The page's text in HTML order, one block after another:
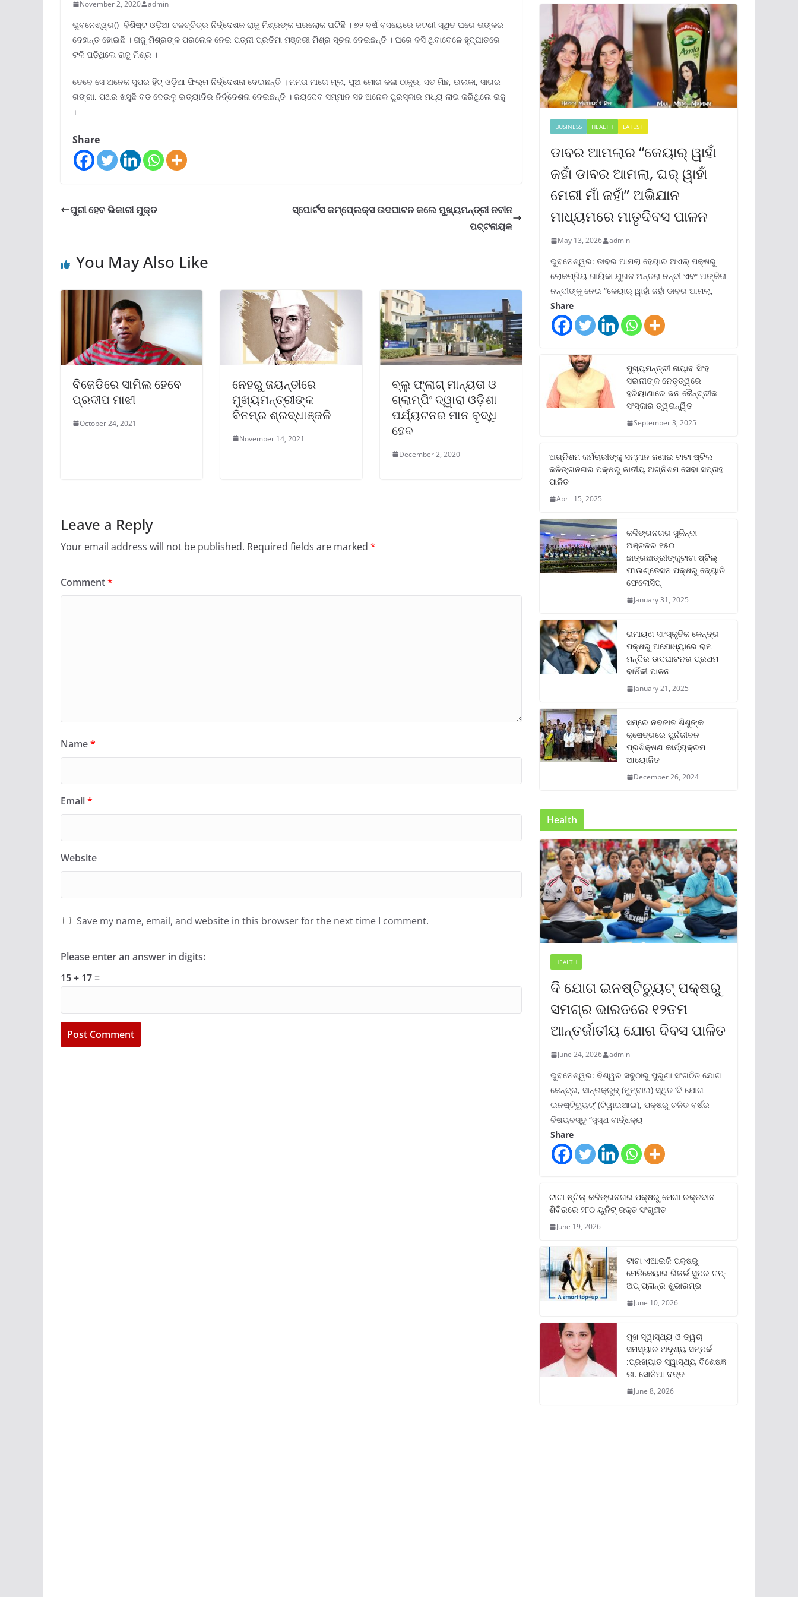
November 2, 2020 admin
ଭୁବନେଶ୍ୱର() ବିଶିଷ୍ଟ ଓଡ଼ିଆ ଚଳଚ୍ଚିତ୍ର ନିର୍ଦ୍ଦେଶକ ରାଜୁ ମିଶ୍ରଙ୍କ ପରଲୋକ ଘଟିଛିି । ୭୨ ବର୍ଷ ବସୟେରେ ଜଟଣୀ ସ୍ଥିତ ଘରେ ତାଙ୍କର
ଦେହାନ୍ତ ହୋଇଛି । ରାଜୁ ମିଶ୍ରଙ୍କ ପରଲୋକ ନେଇ ପତ୍ନୀ ପ୍ରତିମା ମଞ୍ଜରୀ ମିଶ୍ର ସୂଚନା ଦେଇଛନ୍ତି । ଘରେ ବସି ଥିବାବେଳେ ହୃଦ୍ଘାତରେ
ଟଳି ପଡ଼ିଥିଲେ ରାଜୁ ମିଶ୍ର ।
ତେବେ ସେ ଅନେକ ସୁପର ହିଟ୍ ଓଡ଼ିଆ ଫିଲ୍ମ ନିର୍ଦ୍ଦେଶନା ଦେଇଛନ୍ତି । ମମତା ମାଗେ ମୂଲ, ପୁଅ ମୋର କଳା ଠାକୁର, ସତ ମିଛ, ଉଲକା, ସାଗର
ଗଙ୍ଗା, ପଥର ଖସୁଛି ବଡ ଦେଉଳୁ ଇତ୍ୟାଦିର ନିର୍ଦ୍ଦେଶନା ଦେଇଛନ୍ତି । ଜୟଦେବ ସମ୍ମାନ ସହ ଅନେକ ପୁରସ୍କାର ମଧ୍ୟ ଲାଭ କରିଥିଲେ ରାଜୁ
।
Share
ପୁରୀ ହେବ ଭିକାରୀ ମୁକ୍ତ
ସ୍ପୋର୍ଟସ କମ୍ପେ୍ଲକ୍ସ ଉଦଘାଟନ କଲେ ମୁଖ୍ୟମନ୍ତ୍ରୀ ନବୀନ
ପଟ୍ଟନାୟକ
You May Also Like
ବିଜେଡିରେ ସାମିଲ ହେବେ
ପ୍ରଦୀପ ମାଝୀ
October 24, 2021
ନେହରୁ ଜୟନ୍ତୀରେ
ମୁଖ୍ୟମନ୍ତ୍ରୀଙ୍କ
ବିନମ୍ର ଶ୍ରଦ୍ଧାଞ୍ଜଳି
November 14, 2021
ବ୍ଲୁ ଫ୍ଲାଗ୍ ମାନ୍ୟତା ଓ
ଗ୍ଲାମ୍ପିଂ ଦ୍ୱାରା ଓଡ଼ିଶା
ପର୍ଯ୍ୟଟନର ମାନ ବୃଦ୍ଧି
ହେବ
December 2, 2020
Leave a Reply
Your email address will not be published. Required fields are marked *
Comment*
Name*
Email*
Website
Save my name, email, and website in this browser for the next time I comment.
Please enter an answer in digits:
15 + 17 =
BUSINESS HEALTH LATEST
ଡାବର ଆମଲାର “କେୟାର୍ ୱାହାଁ
ଜହାଁ ଡାବର ଆମଲା, ଘର୍ ୱାହାଁ
ମେରୀ ମାଁ ଜହାଁ” ଅଭିଯାନ
ମାଧ୍ୟମରେ ମାତୃଦିବସ ପାଳନ
May 13, 2026 admin
ଭୁବନେଶ୍ୱର: ଡାବର ଆମଲା ହେୟାର ଅଏଲ୍ ପକ୍ଷରୁ
ଲୋକପ୍ରିୟ ଗାୟିକା ଯୁଗଳ ଅନ୍ତରା ନନ୍ଦୀ ଏବଂ ଅଙ୍କିତା
ନନ୍ଦୀଙ୍କୁ ନେଇ “କେୟାର୍ ୱାହାଁ ଜହାଁ ଡାବର ଆମଲା,
Share
ମୁଖ୍ୟମନ୍ତ୍ରୀ ନାୟାବ ସିଂହ
ସଇନୀଙ୍କ ନେତୃତ୍ୱରେ
ହରିୟାଣାରେ ଜନ କୈନ୍ଦ୍ରୀକ
ସଂସ୍କାର ତ୍ୱରାନ୍ୱିତ
September 3, 2025
ଅଗ୍ନିଶମ କର୍ମଚାରୀଙ୍କୁ ସମ୍ମାନ ଜଣାଇ ଟାଟା ଷ୍ଟିଲ
କଳିଙ୍ଗନଗର ପକ୍ଷରୁ ଜାତୀୟ ଅଗ୍ନିଶମ ସେବା ସପ୍ତାହ
ପାଳିତ
April 15, 2025
କଳିଙ୍ଗନଗର ସୁକିନ୍ଦା
ଅଞ୍ଚଳର ୧୫୦
ଛାତ୍ରଛାତ୍ରୀଙ୍କୁଟାଟା ଷ୍ଟିଲ୍
ଫାଉଣ୍ଡେସନ ପକ୍ଷରୁ ଜ୍ୟୋତି
ଫେଲୋସିପ୍‌
January 31, 2025
ରାମାୟଣ ସାଂସ୍କୃତିକ କେନ୍ଦ୍ର
ପକ୍ଷରୁ ଅଯୋଧ୍ୟାରେ ରାମ
ମନ୍ଦିର ଉଦଘାଟନର ପ୍ରଥମ
ବାର୍ଷିକୀ ପାଳନ
January 21, 2025
ସମ୍‌ରେ ନବଜାତ ଶିଶୁଙ୍କ
କ୍ଷେତ୍ରରେ ପୁର୍ନଜୀବନ
ପ୍ରଶିକ୍ଷଣ କାର୍ଯ୍ୟକ୍ରମ
ଆୟୋଜିତ
December 26, 2024
Health
HEALTH
ଦି ଯୋଗ ଇନଷ୍ଟିଚ୍ୟୁଟ୍ ପକ୍ଷରୁ
ସମଗ୍ର ଭାରତରେ ୧୨ତମ
ଆନ୍ତର୍ଜାତୀୟ ଯୋଗ ଦିବସ ପାଳିତ
June 24, 2026 admin
ଭୁବନେଶ୍ୱର: ବିଶ୍ୱର ସବୁଠାରୁ ପୁରୁଣା ସଂଗଠିତ ଯୋଗ
କେନ୍ଦ୍ର, ସାନ୍ତାକ୍ରୁଜ୍ (ମୁମ୍ବାଇ) ସ୍ଥିତ ‘ଦି ଯୋଗ
ଇନଷ୍ଟିଚ୍ୟୁଟ୍‌’ (ଟିୱାଇଆଇ), ପକ୍ଷରୁ ଚଳିତ ବର୍ଷର
ବିଷୟବସ୍ତୁ “ସୁସ୍ଥ ବାର୍ଦ୍ଧକ୍ୟ
Share
ଟାଟା ଷ୍ଟିଲ୍‌ କଳିଙ୍ଗନଗର ପକ୍ଷରୁ ମେଗା ରକ୍ତଦାନ
ଶିବିରରେ ୨୮୦ ୟୁନିଟ୍‌ ରକ୍ତ ସଂଗୃହୀତ
June 19, 2026
ଟାଟା ଏଆଇଜି ପକ୍ଷରୁ
ମେଡିକେୟାର ରିଜର୍ଭ ସୁପର ଟପ୍‌-
ଅପ୍ ପ୍ଲାନ୍‌ର ଶୁଭାରମ୍ଭ
June 10, 2026
ମୁଖ ସ୍ୱାସ୍ଥ୍ୟ ଓ ତ୍ୱଚା
ସମସ୍ୟାର ଅଦୃଶ୍ୟ ସମ୍ପର୍କ
:ପ୍ରଖ୍ୟାତ ସ୍ୱାସ୍ଥ୍ୟ ବିଶେଷଜ୍ଞ
ଡା. ସୋନିଆ ଦତ୍ତ
June 8, 2026